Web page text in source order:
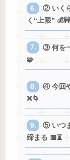
② いく
く“上限” 💰🚧
③ 何を
🧩
④ 今回
❌🌀
⑤ いつ
締まる 📅⏳